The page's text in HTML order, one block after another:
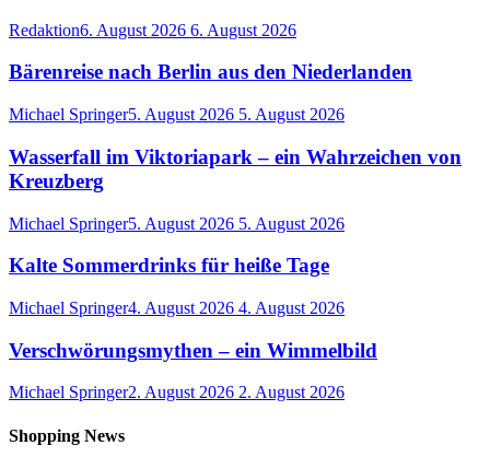
Redaktion6. August 2026 6. August 2026
Bärenreise nach Berlin aus den Niederlanden
Michael Springer5. August 2026 5. August 2026
Wasserfall im Viktoriapark – ein Wahrzeichen von
Kreuzberg
Michael Springer5. August 2026 5. August 2026
Kalte Sommerdrinks für heiße Tage
Michael Springer4. August 2026 4. August 2026
Verschwörungsmythen – ein Wimmelbild
Michael Springer2. August 2026 2. August 2026
Shopping News